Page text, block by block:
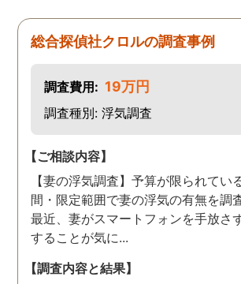
総合探偵社クロルの調査事例
調査費用: 19万円
調査種別: 浮気調査
【ご相談内容】
【妻の浮気調査】予算が限られてい
間・限定範囲で妻の浮気の有無を調
最近、妻がスマートフォンを手放さ
することが気に...
【調査内容と結果】